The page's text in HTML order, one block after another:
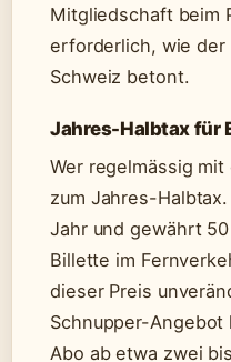
Mitgliedschaft beim
erforderlich, wie der
Schweiz betont.
Jahres-Halbtax für
Wer regelmässig
zum Jahres-
Jahr und gewährt 50
Billette im
dieser Preis
Schnupper-
Abo ab etwa zwei